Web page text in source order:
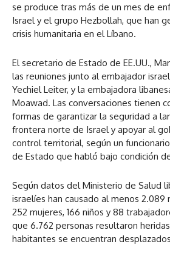
se produce tras más de un mes de
Israel y el grupo Hezbollah, que han
crisis humanitaria en el Líbano.
El secretario de Estado de EE.UU.,
las reuniones junto al embajador
Yechiel Leiter, y la embajadora
Moawad. Las conversaciones tienen
formas de garantizar la seguridad a
frontera norte de Israel y apoyar al
control territorial, según un
de Estado que habló bajo condición
Según datos del Ministerio de Salud
israelíes han causado al menos 2.089
252 mujeres, 166 niños y 88
que 6.762 personas resultaron
habitantes se encuentran